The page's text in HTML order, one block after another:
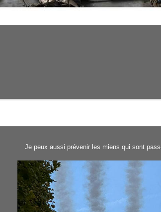
Je peux aussi prévenir les miens qui sont